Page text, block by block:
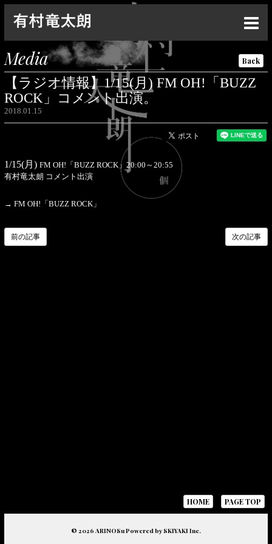
Top
News
Live
Media
Profile
Discography
Goods
Media Back
【ラジオ情報】1/15(月) FM OH!「BUZZ
ROCK」コメント出演。
2018.01.15
1/15(月) FM OH!「BUZZ ROCK」20:00～20:55
有村竜太朗 コメント出演
→ FM OH!「BUZZ ROCK」
次の記事
前の記事
HOME PAGE TOP
© 2026 ARINOSu Powered by SKIYAKI Inc.